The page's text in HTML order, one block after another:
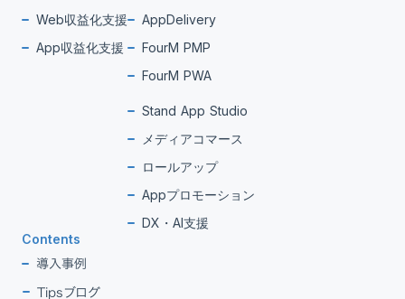
Web収益化支援
App収益化支援
AppDelivery
FourM PMP
FourM PWA
Stand App Studio
メディアコマース
ロールアップ
Appプロモーション
DX・AI支援
Contents
導入事例
Tipsブログ